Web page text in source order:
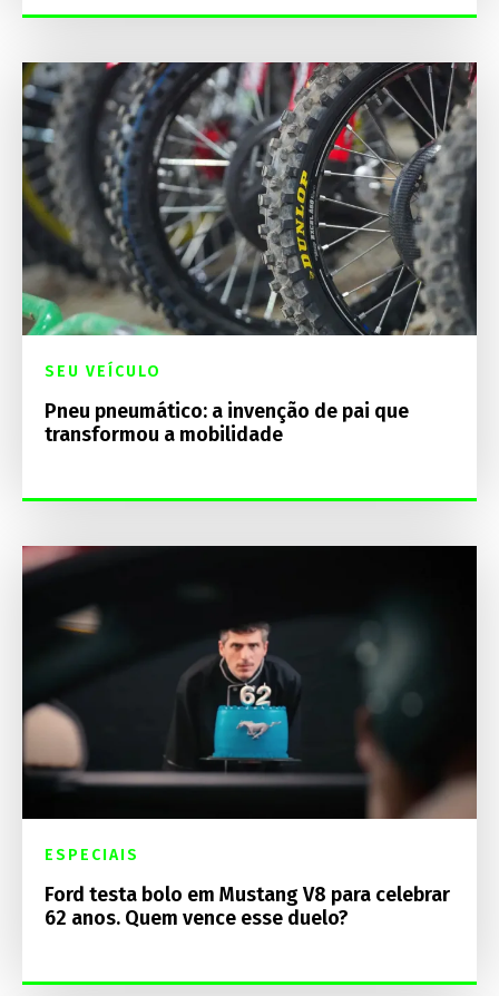
SEU VEÍCULO
Pneu pneumático: a invenção de pai que
transformou a mobilidade
ESPECIAIS
Ford testa bolo em Mustang V8 para celebrar
62 anos. Quem vence esse duelo?